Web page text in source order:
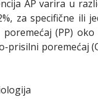
AP varira u
za specifične ili
poremećaj (PP)
prisilni poremećaj